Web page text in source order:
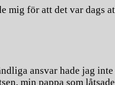
mig för att det var dags
ansvar hade jag
min pappa som